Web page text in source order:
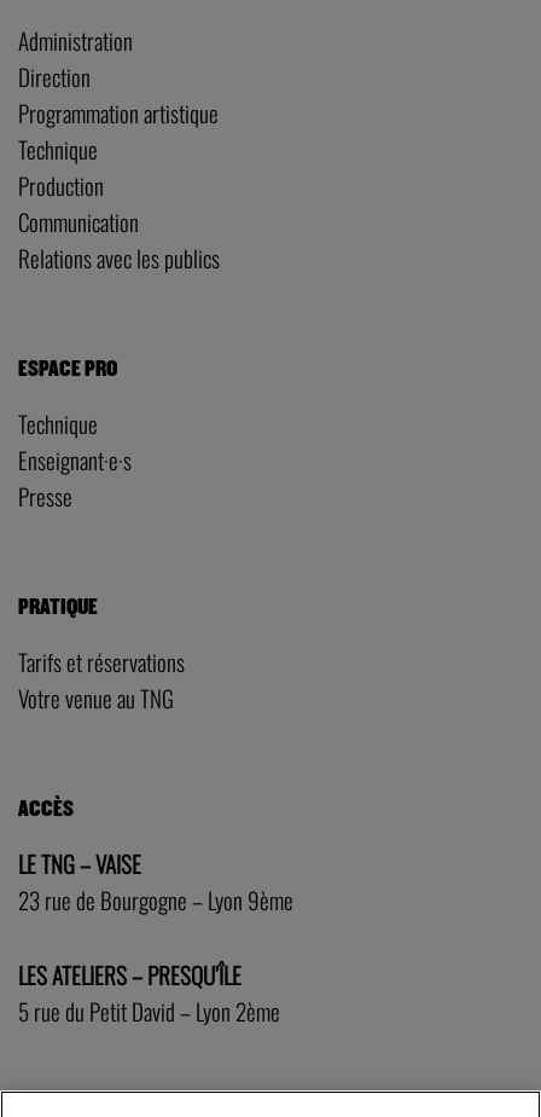
Administration
Direction
Programmation artistique
Technique
Production
Communication
Relations avec les publics
ESPACE PRO
Technique
Enseignant·e·s
Presse
PRATIQUE
Tarifs et réservations
Votre venue au TNG
ACCÈS
LE TNG – VAISE
23 rue de Bourgogne – Lyon 9ème
LES ATELIERS – PRESQU’ÎLE
5 rue du Petit David – Lyon 2ème